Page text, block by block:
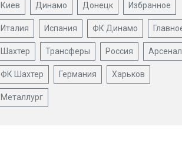
Киев Динамо Донецк Избранное
Италия Испания ФК Динамо
Шахтер Трансферы Россия Арсенал
ФК Шахтер Германия Харьков
Металлург